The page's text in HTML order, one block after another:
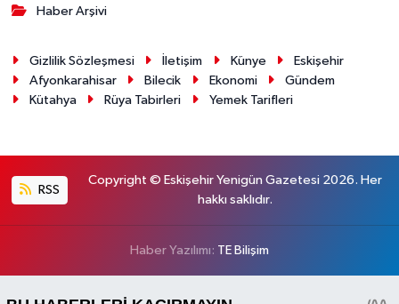
Haber Arşivi
Gizlilik Sözleşmesi İletişim Künye
Eskişehir
Afyonkarahisar
Bilecik Ekonomi
Gündem
Kütahya
Rüya Tabirleri Yemek Tarifleri
RSS
Copyright © Eskişehir Yenigün Gazetesi 2026. Her
hakkı saklıdır.
Haber Yazılımı: TE Bilişim